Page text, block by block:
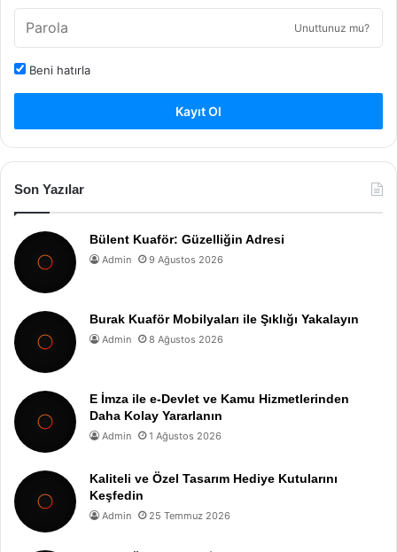
Unuttunuz mu?
Beni hatırla
Kayıt Ol
Son Yazılar
Bülent Kuaför: Güzelliğin Adresi
Admin 9 Ağustos 2026
Burak Kuaför Mobilyaları ile Şıklığı Yakalayın
Admin 8 Ağustos 2026
E İmza ile e-Devlet ve Kamu Hizmetlerinden
Daha Kolay Yararlanın
Admin 1 Ağustos 2026
Kaliteli ve Özel Tasarım Hediye Kutularını
Keşfedin
Admin 25 Temmuz 2026